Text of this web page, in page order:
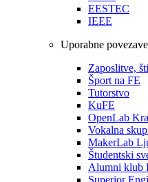
EESTEC
IEEE
Uporabne povezave
Zaposlitve,
Šport na FE
Tutorstvo
KuFE
OpenLab
Vokalna
MakerLab
Študentski
Alumni klub
Superior